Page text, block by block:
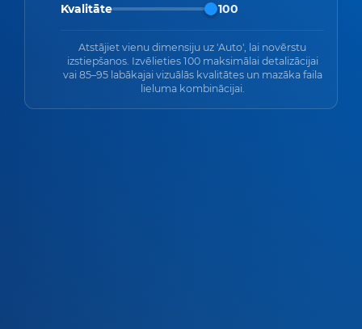
Kvalitāte 100
Atstājiet vienu dimensiju uz 'Auto', lai novērstu
izstiepšanos. Izvēlieties 100 maksimālai detalizācijai
vai 85–95 labākajai vizuālās kvalitātes un mazāka faila
lieluma kombinācijai.